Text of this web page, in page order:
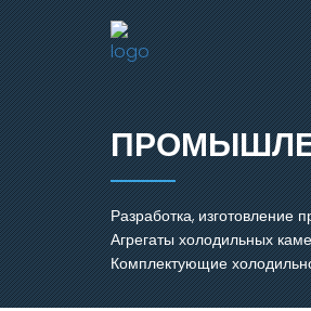
Разработка,
Агрегаты холодильных
Комплектующие